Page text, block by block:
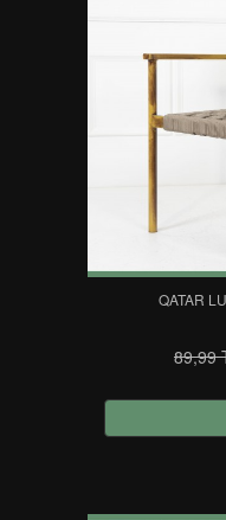
QATAR
89,99